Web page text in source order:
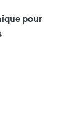
pour